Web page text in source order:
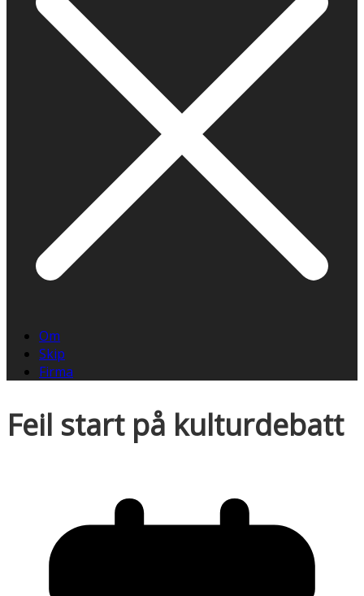
Om
Skip
Firma
Feil start på kulturdebatt